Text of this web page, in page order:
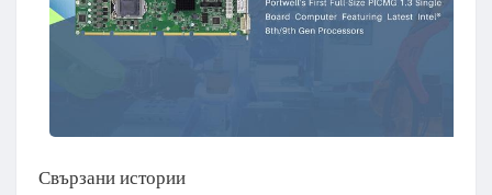
Свързани истории